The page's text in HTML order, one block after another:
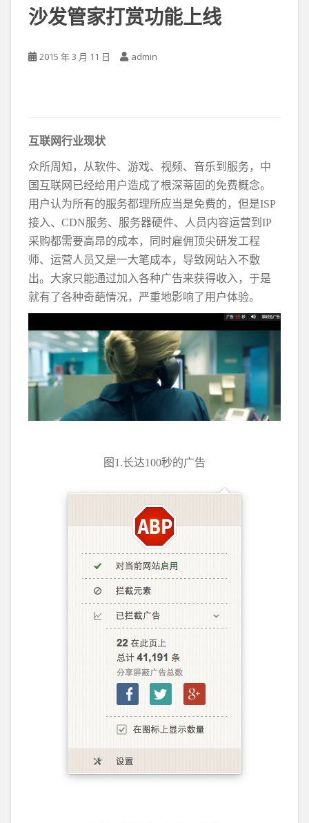
沙发管家打赏功能上线
2015 年 3 月 11 日 admin
互联网行业现状
众所周知，从软件、游戏、视频、音乐到服务，中
国互联网已经给用户造成了根深蒂固的免费概念。
用户认为所有的服务都理所应当是免费的，但是ISP
接入、CDN服务、服务器硬件、人员内容运营到IP
采购都需要高昂的成本，同时雇佣顶尖研发工程
师、运营人员又是一大笔成本，导致网站入不敷
出。大家只能通过加入各种广告来获得收入，于是
就有了各种奇葩情况，严重地影响了用户体验。
图1.长达100秒的广告